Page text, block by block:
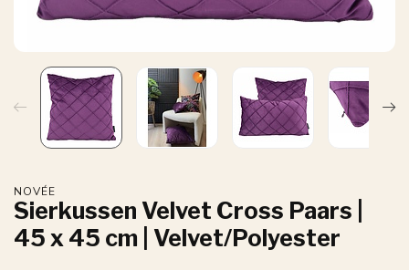
NOVÉE
Sierkussen Velvet Cross Paars |
45 x 45 cm | Velvet/Polyester